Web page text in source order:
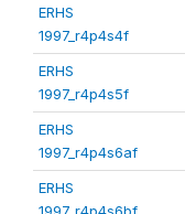
ERHS
1997_r4p4s4f
ERHS
1997_r4p4s5f
ERHS
1997_r4p4s6af
ERHS
1997_r4p4s6bf